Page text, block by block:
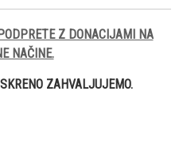
Z DONACIJAMI NA
NAČINE.
ZAHVALJUJEMO.